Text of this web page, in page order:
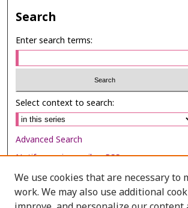
Search
Enter search terms:
Select context to search:
Advanced Search
Notify me via email orRSS
Browse
We use cookies that are necessary to
work. We may also use additional